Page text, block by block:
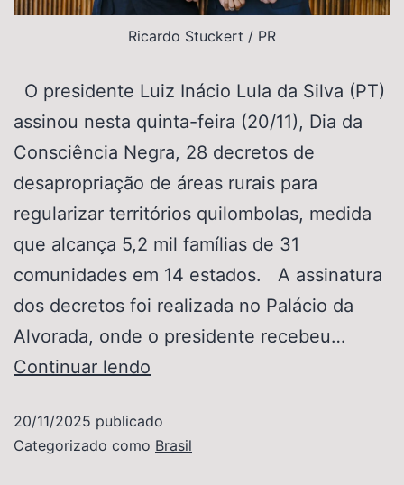
Ricardo Stuckert / PR
O presidente Luiz Inácio Lula da Silva (PT)
assinou nesta quinta-feira (20/11), Dia da
Consciência Negra, 28 decretos de
desapropriação de áreas rurais para
regularizar territórios quilombolas, medida
que alcança 5,2 mil famílias de 31
comunidades em 14 estados. A assinatura
dos decretos foi realizada no Palácio da
Alvorada, onde o presidente recebeu…
Continuar lendo
20/11/2025 publicado
Categorizado como Brasil